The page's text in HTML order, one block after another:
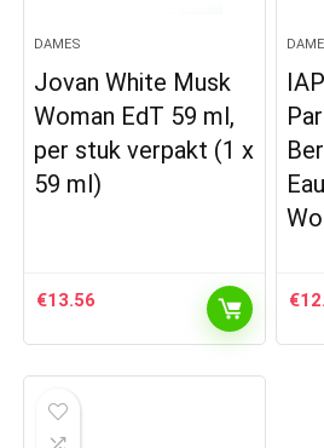
DAMES
Jovan White Musk
Woman EdT 59 ml,
per stuk verpakt (1 x
59 ml)
€13.56 €